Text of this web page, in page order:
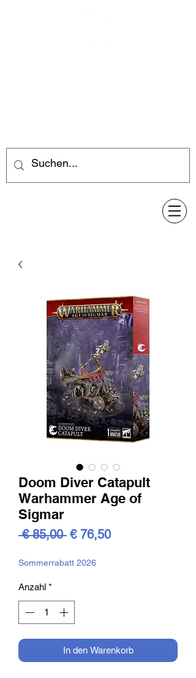
Doom Diver Catapult
Warhammer Age of
Sigmar
€ 85,00 Standardpreis
€ 76,50Sale-
Sommerrabatt 2026
Anzahl *
In den Warenkorb